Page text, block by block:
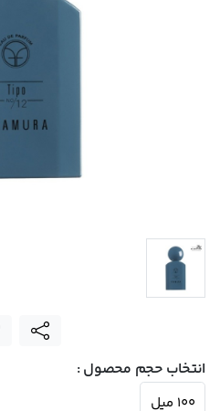
انتخاب حجم محصول :
100 میل